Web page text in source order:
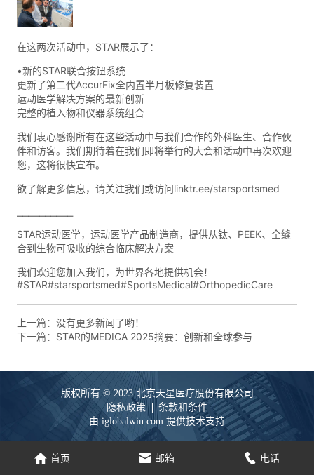
上一篇：没有更多新闻了哟！
下一篇： STAR的MEDICA 2025摘要：创新和全球参与
家 电子邮件 电话
版权所有 © 2023 北京天星医疗股份有限公司
隐私政策
条款和条件
由 iglobalwin.com 提供技术支持
首页 邮箱 电话